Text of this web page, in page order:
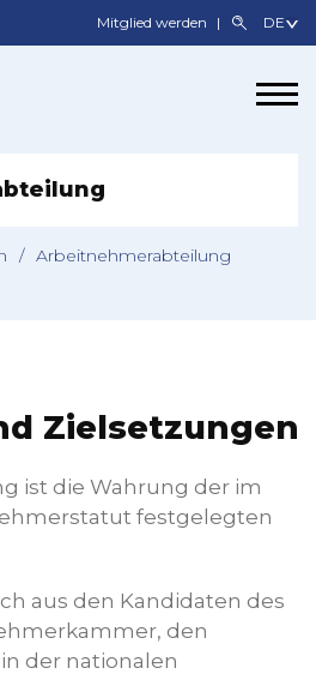
Mitglied werden
/ Arbeitnehmerabteilung
Zielsetzungen
ist die Wahrung der im
festgelegten
aus den Kandidaten des
den
der nationalen